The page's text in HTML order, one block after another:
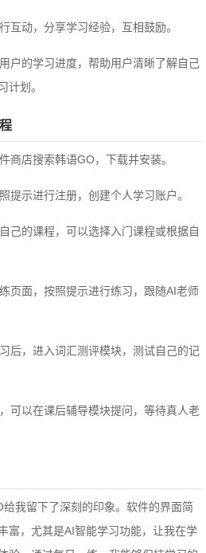
互动，分享学习经验，互相鼓励。
户的学习进度，帮助用户清晰了解自己
计划。
商店搜索韩语GO，下载并安装。
提示进行注册，创建个人学习账户。
己的课程，可以选择入门课程或根据自
页面，按照提示进行练习，跟随AI老师
后，进入词汇测评模块，测试自己的记
可以在课后辅导模块提问，等待真人老
我留下了深刻的印象。软件的界面简
富，尤其是AI智能学习功能，让我在学